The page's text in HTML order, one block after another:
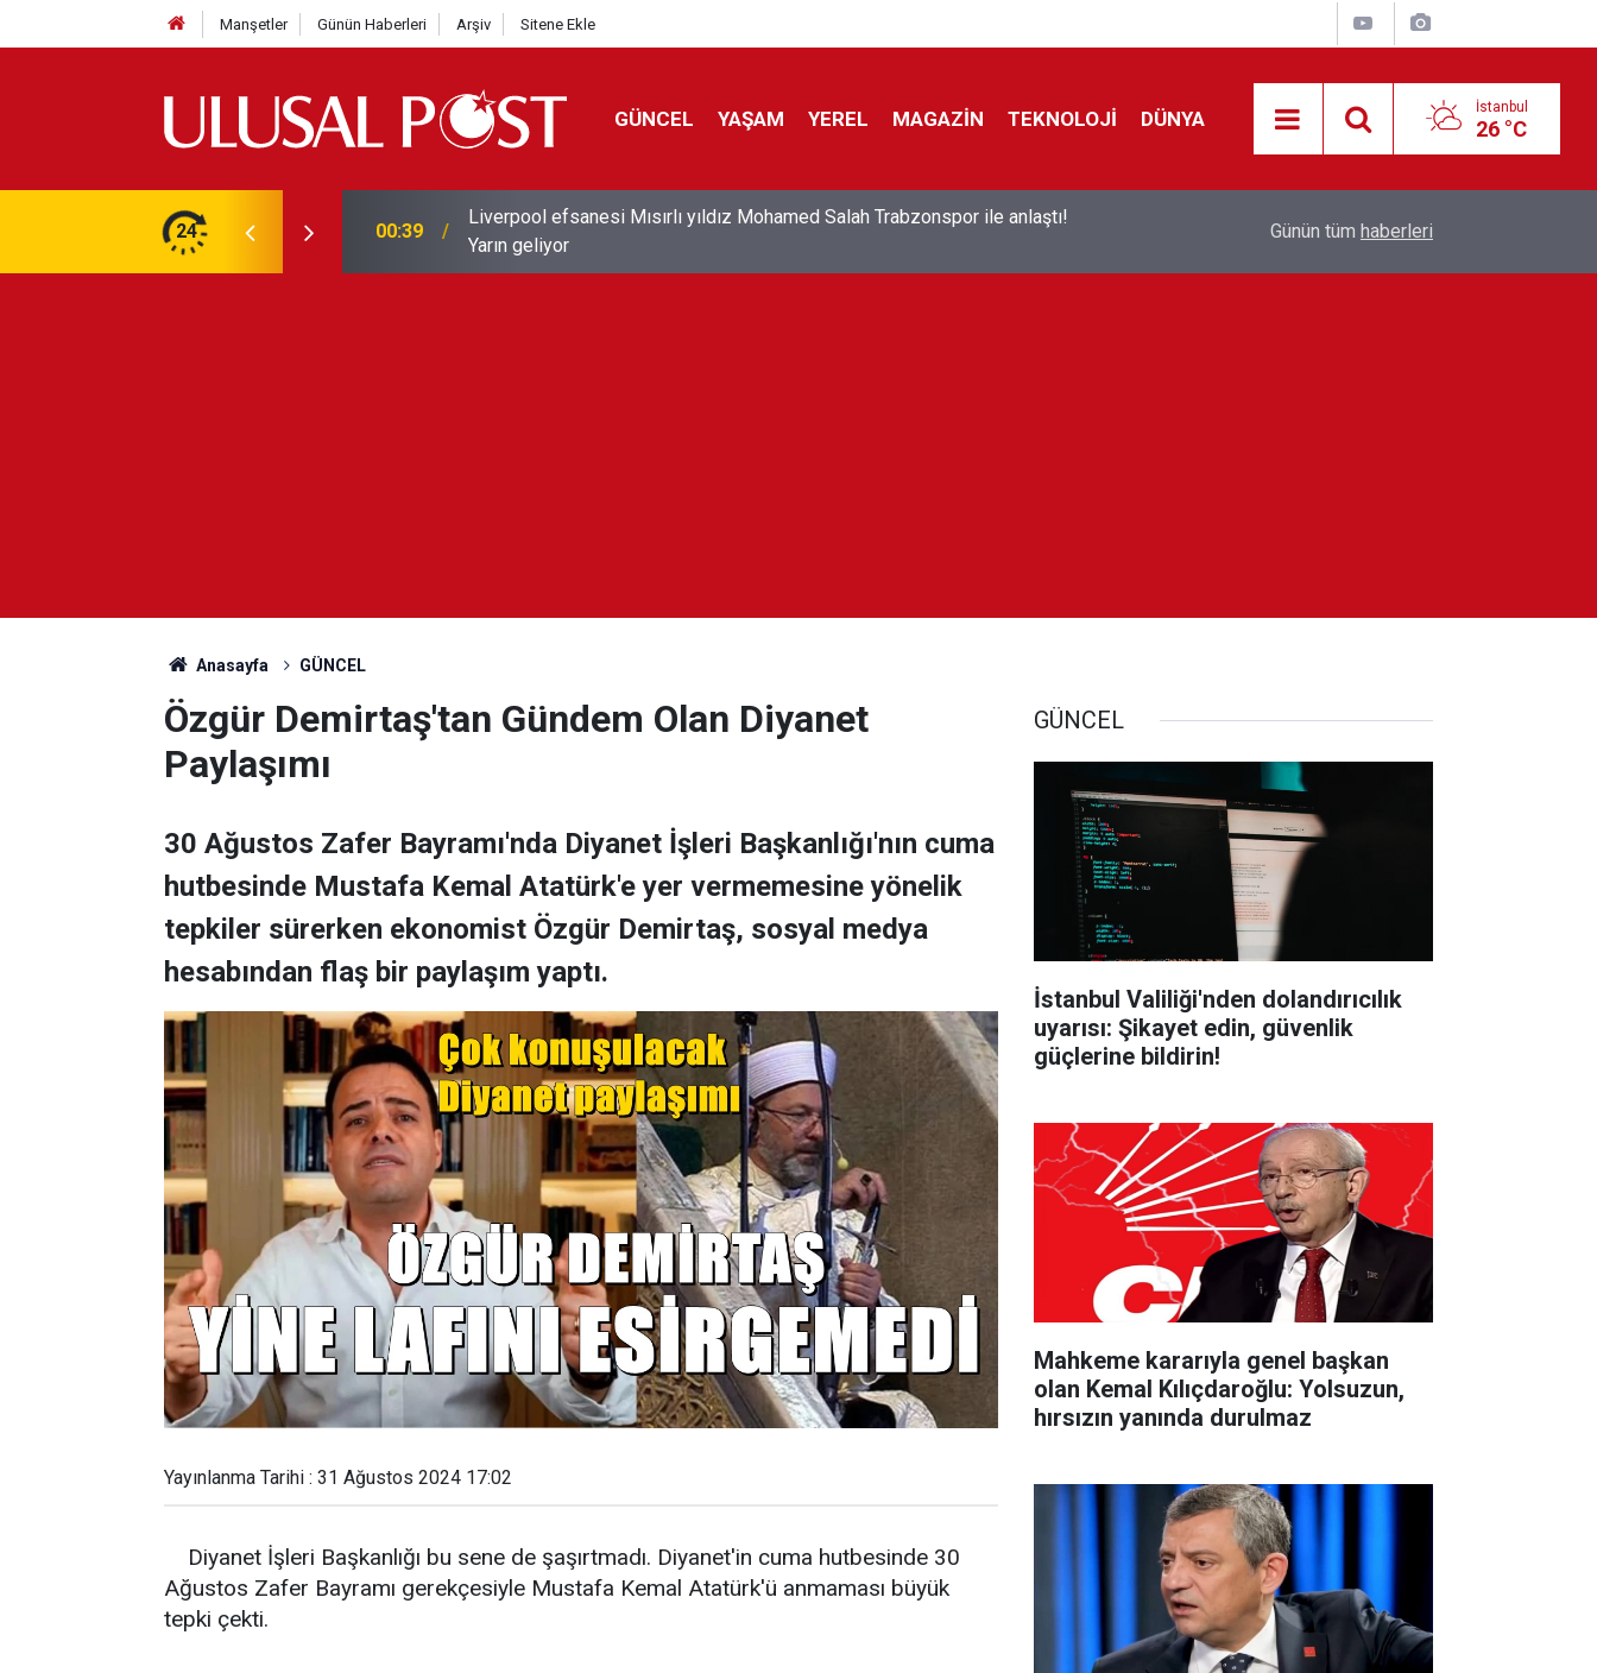
Manşetler Günün Haberleri Arşiv Sitene Ekle
GÜNCEL YAŞAM YEREL MAGAZİN TEKNOLOJİ DÜNYA İstanbul
26 °C
24 00:39
Liverpool efsanesi Mısırlı yıldız Mohamed Salah Trabzonspor ile anlaştı!
Yarın geliyor
Feridun Düzağaç sahnelere ara verdi: ''En az
Günün tüm haberleri
Anasayfa GÜNCEL
Özgür Demirtaş'tan Gündem Olan Diyanet
Paylaşımı
30 Ağustos Zafer Bayramı'nda Diyanet İşleri Başkanlığı'nın cuma
hutbesinde Mustafa Kemal Atatürk'e yer vermemesine yönelik
tepkiler sürerken ekonomist Özgür Demirtaş, sosyal medya
hesabından flaş bir paylaşım yaptı.
Yayınlanma Tarihi : 31 Ağustos 2024 17:02
Diyanet İşleri Başkanlığı bu sene de şaşırtmadı. Diyanet'in cuma hutbesinde 30
Ağustos Zafer Bayramı gerekçesiyle Mustafa Kemal Atatürk'ü anmaması büyük
tepki çekti.
GÜNCEL
İstanbul Valiliği'nden dolandırıcılık
uyarısı: Şikayet edin, güvenlik
güçlerine bildirin!
Mahkeme kararıyla genel başkan
olan Kemal Kılıçdaroğlu: Yolsuzun,
hırsızın yanında durulmaz